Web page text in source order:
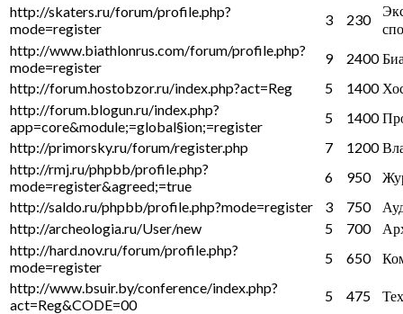
http://skaters.ru/forum/profile.php?
mode=register
3 230
http://www.biathlonrus.com/forum/profile.php?
mode=register
9 2400
http://forum.hostobzor.ru/index.php?act=Reg
5 1400
http://forum.blogun.ru/index.php?
app=core&module;=global§ion;=register
5 1400
http://primorsky.ru/forum/register.php
7 1200
http://rmj.ru/phpbb/profile.php?
mode=register&agreed;=true
6 950
http://saldo.ru/phpbb/profile.php?mode=register
3 750
http://archeologia.ru/User/new
5 700
http://hard.nov.ru/forum/profile.php?
mode=register
5 650
http://www.bsuir.by/conference/index.php?
act=Reg&CODE=00
5 475